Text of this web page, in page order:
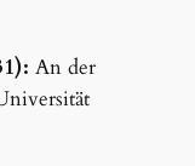
An der